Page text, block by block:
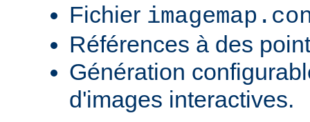
Fichier
Références à des
Génération
d'images interactives.